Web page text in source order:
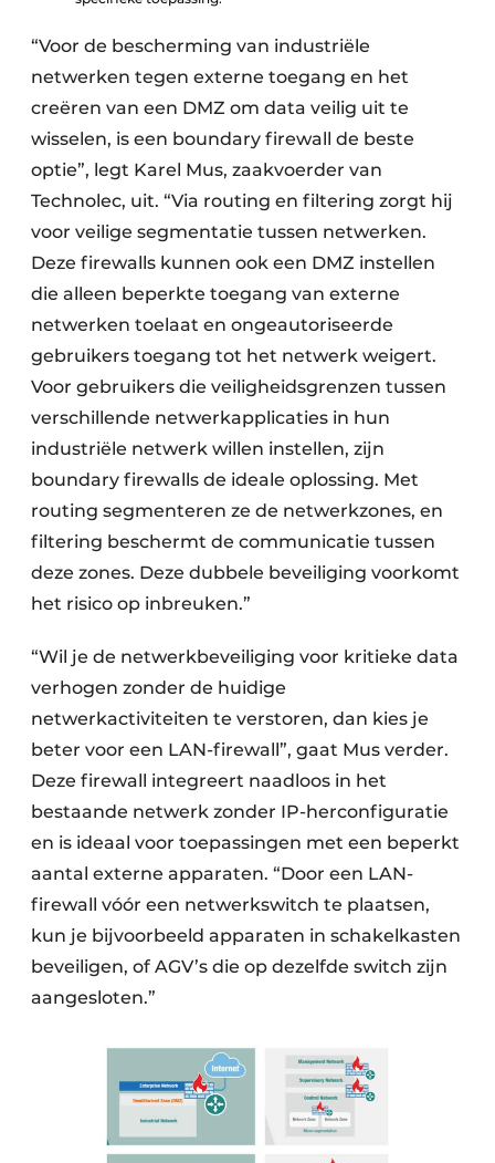
“Voor de bescherming van industriële
netwerken tegen externe toegang en het
creëren van een DMZ om data veilig uit te
wisselen, is een boundary firewall de beste
optie”, legt Karel Mus, zaakvoerder van
Technolec, uit. “Via routing en filtering zorgt hij
voor veilige segmentatie tussen netwerken.
Deze firewalls kunnen ook een DMZ instellen
die alleen beperkte toegang van externe
netwerken toelaat en ongeautoriseerde
gebruikers toegang tot het netwerk weigert.
Voor gebruikers die veiligheidsgrenzen tussen
verschillende netwerkapplicaties in hun
industriële netwerk willen instellen, zijn
boundary firewalls de ideale oplossing. Met
routing segmenteren ze de netwerkzones, en
filtering beschermt de communicatie tussen
deze zones. Deze dubbele beveiliging voorkomt
het risico op inbreuken.”
“Wil je de netwerkbeveiliging voor kritieke data
verhogen zonder de huidige
netwerkactiviteiten te verstoren, dan kies je
beter voor een LAN-firewall”, gaat Mus verder.
Deze firewall integreert naadloos in het
bestaande netwerk zonder IP-herconfiguratie
en is ideaal voor toepassingen met een beperkt
aantal externe apparaten. “Door een LAN-
firewall vóór een netwerkswitch te plaatsen,
kun je bijvoorbeeld apparaten in schakelkasten
beveiligen, of AGV’s die op dezelfde switch zijn
aangesloten.”